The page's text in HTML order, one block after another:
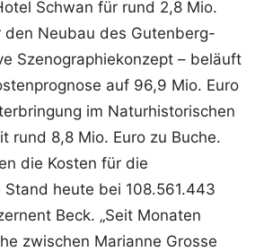
Schwan für rund 2,8 Mio.
den Neubau des Gutenberg-
Szenographiekonzept – beläuft
auf 96,9 Mio. Euro
im Naturhistorischen
rund 8,8 Mio. Euro zu Buche.
die Kosten für die
Stand heute bei 108.561.443
Beck. „Seit Monaten
zwischen Marianne Grosse